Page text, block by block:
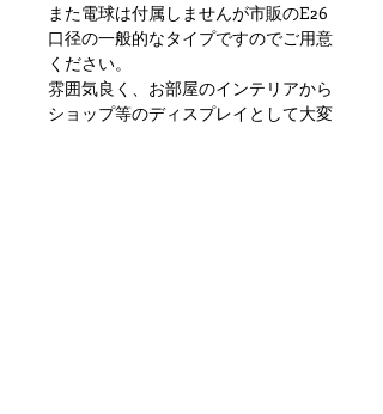
また電球は付属しませんが市販のE26
口径の一般的なタイプですのでご用意
ください。
雰囲気良く、お部屋のインテリアから
ショップ等のディスプレイとして大変